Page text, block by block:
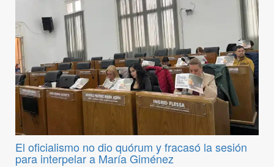
El oficialismo no dio quórum y fracasó la sesión
para interpelar a María Giménez